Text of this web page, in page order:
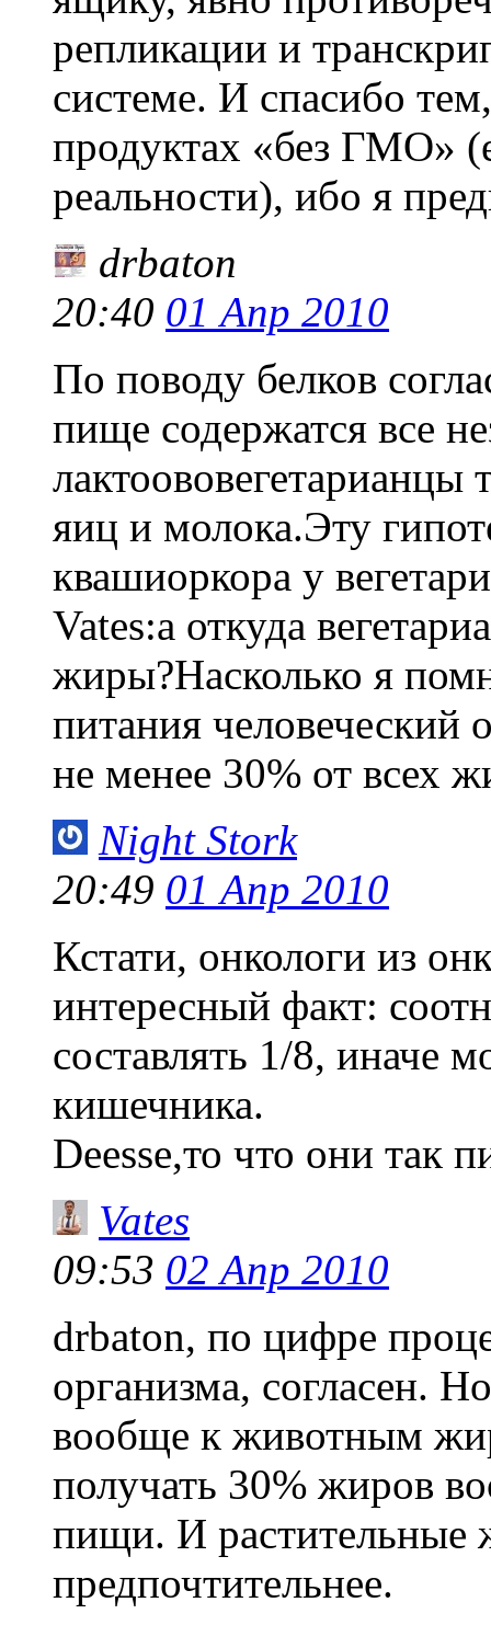
репликации и
системе. И спасибо
продуктах «без ГМО»
реальности), ибо я
drbaton
20:40 01 Апр 2010
По поводу белков
пище содержатся все
яиц и молока.Эту
квашиоркора у
Vates:а откуда
жиры?Насколько я
питания человеческий
не менее 30% от всех
Night Stork
20:49 01 Апр 2010
Кстати, онкологи из
интересный факт:
составлять 1/8, иначе
кишечника.
Deesse,то что они так
Vates
09:53 02 Апр 2010
drbaton, по цифре
организма, согласен.
вообще к животным
получать 30% жиров
пищи. И растительные
предпочтительнее.